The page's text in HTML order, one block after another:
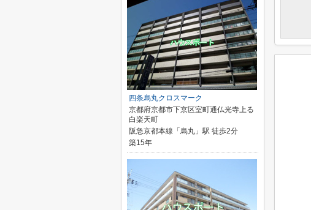
四条烏丸クロスマーク
京都府京都市下京区室町通仏光寺上る
白楽天町
阪急京都本線「烏丸」駅 徒歩2分
築15年